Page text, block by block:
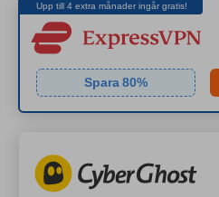
Upp till 4 extra månader ingår gratis!
Spara80%